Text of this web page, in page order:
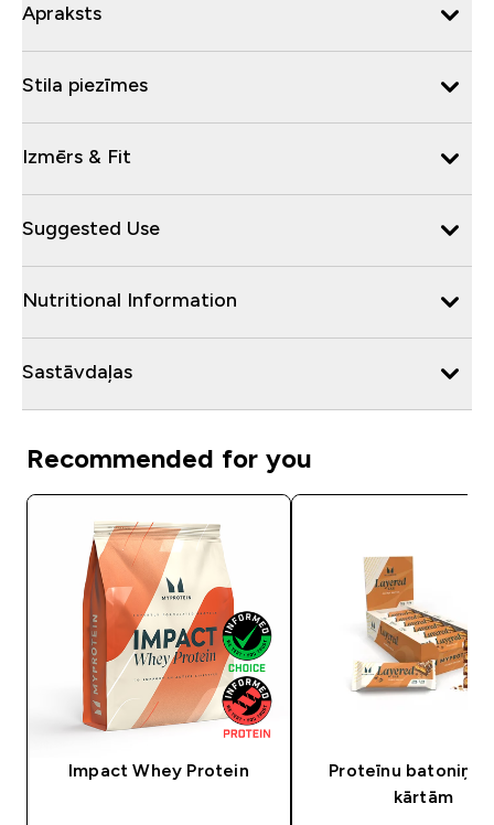
Apraksts
Stila piezīmes
Izmērs & Fit
Suggested Use
Nutritional Information
Sastāvdaļas
Recommended for you
Impact Whey Protein
Proteīnu batoniņš
kārtām